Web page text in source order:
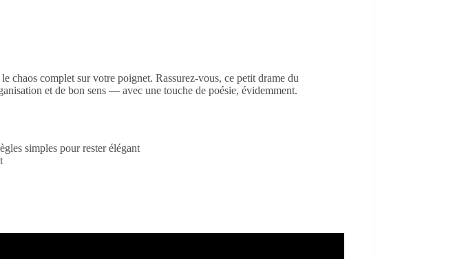
chaos complet sur votre poignet. Rassurez-vous, ce petit drame du
et de bon sens — avec une touche de poésie, évidemment.
simples pour rester élégant